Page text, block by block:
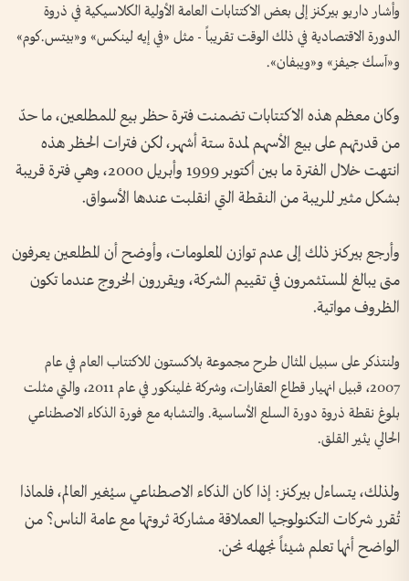
وأشار داريو بيركنز إلى بعض الاكتتابات العامة الأولية الكلاسيكية في ذروة
الدورة الاقتصادية في ذلك الوقت تقريباً - مثل «في إيه لينكس» و«بيتس.كوم»
و«آسك جيفز» و«ويبفان».
وكان معظم هذه الاكتتابات تضمنت فترة حظر بيع للمطلعين، ما حدّ
من قدرتهم على بيع الأسهم لمدة ستة أشهر، لكن فترات الحظر هذه
انتهت خلال الفترة ما بين أكتوبر 1999 وأبريل 2000، وهي فترة قريبة
بشكل مثير للريبة من النقطة التي انقلبت عندها الأسواق.
وأرجع بيركنز ذلك إلى عدم توازن المعلومات، وأوضح أن المطلعين يعرفون
متى يبالغ المستثمرون في تقييم الشركة، ويقررون الخروج عندما تكون
الظروف مواتية.
ولنتذكر على سبيل المثال طرح مجموعة بلاكستون للاكتتاب العام في عام
2007، قبيل انهيار قطاع العقارات، وشركة غلينكور في عام 2011، والتي مثلت
بلوغ نقطة ذروة دورة السلع الأساسية. والتشابه مع فورة الذكاء الاصطناعي
الحالي يثير القلق.
ولذلك، يتساءل بيركنز: إذا كان الذكاء الاصطناعي سيُغير العالم، فلماذا
تُقرر شركات التكنولوجيا العملاقة مشاركة ثروتها مع عامة الناس؟ من
الواضح أنها تعلم شيئاً نجهله نحن.